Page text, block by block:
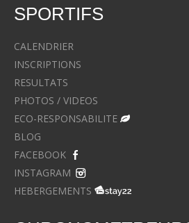
SPORTIFS
CALENDRIER
INSCRIPTIONS
RESULTATS
PHOTOS / VIDEOS
ECO-RESPONSABILITE
BLOG
FACEBOOK
INSTAGRAM
HEBERGEMENTS